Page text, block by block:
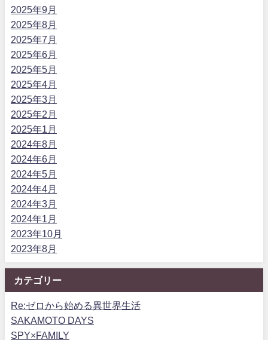
2025年9月
2025年8月
2025年7月
2025年6月
2025年5月
2025年4月
2025年3月
2025年2月
2025年1月
2024年8月
2024年6月
2024年5月
2024年4月
2024年3月
2024年1月
2023年10月
2023年8月
カテゴリー
Re:ゼロから始める異世界生活
SAKAMOTO DAYS
SPY×FAMILY